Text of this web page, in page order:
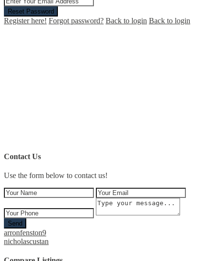
Reset Password
Register here! Forgot password? Back to login Back to login
Contact Us
Use the form below to contact us!
Send
arronfenston9
nicholascustan